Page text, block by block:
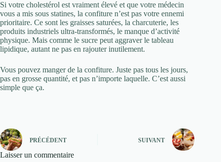
Si votre cholestérol est vraiment élevé et que votre médecin
vous a mis sous statines, la confiture n’est pas votre ennemi
prioritaire. Ce sont les graisses saturées, la charcuterie, les
produits industriels ultra-transformés, le manque d’activité
physique. Mais comme le sucre peut aggraver le tableau
lipidique, autant ne pas en rajouter inutilement.
Vous pouvez manger de la confiture. Juste pas tous les jours,
pas en grosse quantité, et pas n’importe laquelle. C’est aussi
simple que ça.
PRÉCÉDENT SUIVANT
Laisser un commentaire